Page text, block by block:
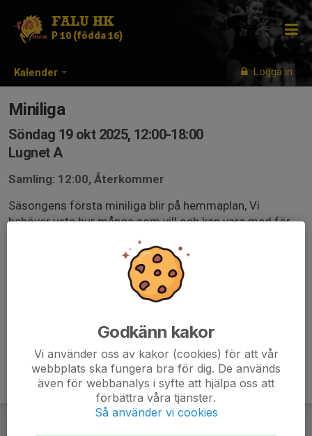
Kalender Logga in
FALU HK
P 10 (födda 16)
Miniliga
Söndag 19 okt 2025, 12:00-18:00
Lugnet A
Samling: 12:00, Återkommer
Säsongens första miniliga blir på hemmaplan, Vi
behöver veta hur många som vill och kan vara med för
att veta hur många lag vi ska delta med.
Godkänn kakor
Vi använder oss av kakor (cookies) för att vår
webbplats ska fungera bra för dig. De används
även för webbanalys i syfte att hjälpa oss att
förbättra våra tjänster.
Så använder vi cookies